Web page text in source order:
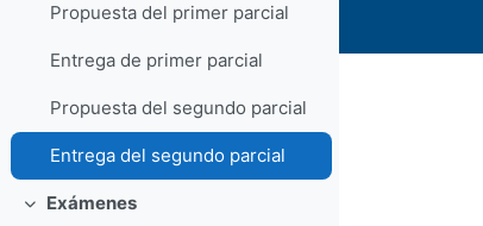
Propuesta del primer parcial
Entrega de primer parcial
Propuesta del segundo parcial
Entrega del segundo parcial
Colapsar
Exámenes